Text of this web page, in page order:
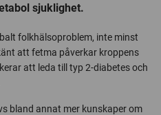
sjuklighet.
folkhälsoproblem, inte minst
att fetma påverkar kroppens
att leda till typ 2-diabetes och
bland annat mer kunskaper om